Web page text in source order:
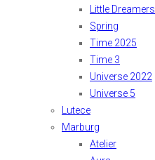
Little Dreamers
Spring
Time 2025
Time 3
Universe 2022
Universe 5
Lutece
Marburg
Atelier